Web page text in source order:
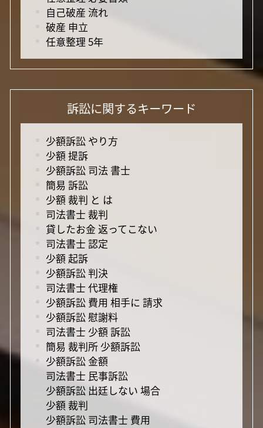
自己破産 流れ
破産 申立
任意整理 5年
訴訟に関するキーワード
少額訴訟 やり方
少額 提訴
少額訴訟 司法 書士
簡易 訴訟
少額 裁判 と は
司法書士 裁判
貸したお金 返ってこない
司法書士 認定
少額 起訴
少額訴訟 判決
司法書士 代理権
少額訴訟 費用 相手に 請求
少額訴訟 慰謝料
司法書士 少額 訴訟
簡易 裁判所 少額訴訟
少額訴訟 金額
司法書士 民事訴訟
少額訴訟 出廷しない 場合
少額 裁判
少額訴訟 司法書士 費用